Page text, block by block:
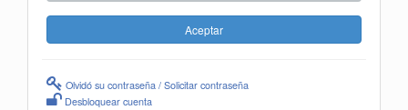
Olvidó su contraseña / Solicitar contraseña
Desbloquear cuenta